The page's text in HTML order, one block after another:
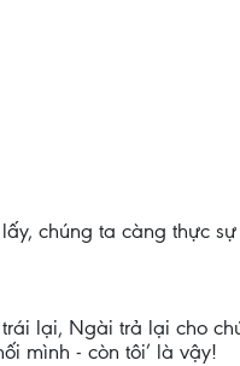
chúng ta càng thực sự
lại, Ngài trả lại cho
mình - còn tôi’ là vậy!